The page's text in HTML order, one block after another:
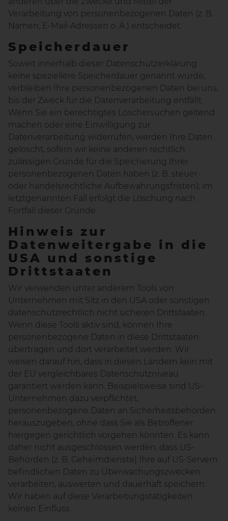
Verarbeitung von personenbezogenen Daten (z. B.
Namen, E-Mail-Adressen o. Ä.) entscheidet.
Speicherdauer
Soweit innerhalb dieser Datenschutzerklärung
keine speziellere Speicherdauer genannt wurde,
verbleiben Ihre personenbezogenen Daten bei uns,
bis der Zweck für die Datenverarbeitung entfällt.
Wenn Sie ein berechtigtes Löschersuchen geltend
machen oder eine Einwilligung zur
Datenverarbeitung widerrufen, werden Ihre Daten
gelöscht, sofern wir keine anderen rechtlich
zulässigen Gründe für die Speicherung Ihrer
personenbezogenen Daten haben (z. B. steuer-
oder handelsrechtliche Aufbewahrungsfristen); im
letztgenannten Fall erfolgt die Löschung nach
Fortfall dieser Gründe.
Hinweis zur
Datenweitergabe in die
USA und sonstige
Drittstaaten
Wir verwenden unter anderem Tools von
Unternehmen mit Sitz in den USA oder sonstigen
datenschutzrechtlich nicht sicheren Drittstaaten.
Wenn diese Tools aktiv sind, können Ihre
personenbezogene Daten in diese Drittstaaten
übertragen und dort verarbeitet werden. Wir
weisen darauf hin, dass in diesen Ländern kein mit
der EU vergleichbares Datenschutzniveau
garantiert werden kann. Beispielsweise sind US-
Unternehmen dazu verpflichtet,
personenbezogene Daten an Sicherheitsbehörden
herauszugeben, ohne dass Sie als Betroffener
hiergegen gerichtlich vorgehen könnten. Es kann
daher nicht ausgeschlossen werden, dass US-
Behörden (z. B. Geheimdienste) Ihre auf US-Servern
befindlichen Daten zu Überwachungszwecken
verarbeiten, auswerten und dauerhaft speichern.
Wir haben auf diese Verarbeitungstätigkeiten
keinen Einfluss.